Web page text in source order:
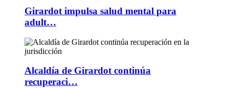
Girardot impulsa salud mental para
adult…
Alcaldía de Girardot continúa
recuperaci…